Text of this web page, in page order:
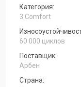
Категория:
3 Comfort
60 000 циклов
Поставщик:
Арбен
Страна: